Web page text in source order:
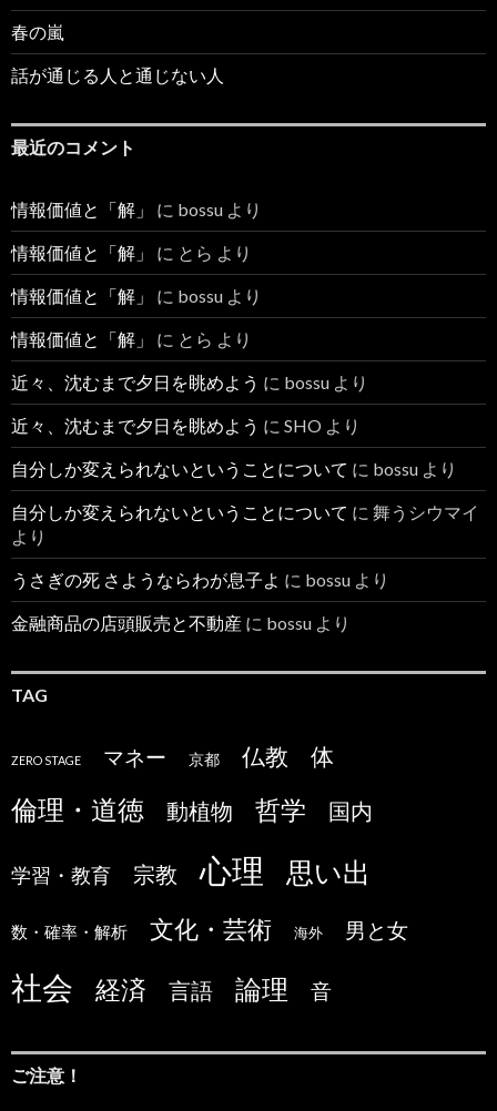
春の嵐
話が通じる人と通じない人
最近のコメント
情報価値と「解」 に bossu より
情報価値と「解」 に とら より
情報価値と「解」 に bossu より
情報価値と「解」 に とら より
近々、沈むまで夕日を眺めよう に bossu より
近々、沈むまで夕日を眺めよう に SHO より
自分しか変えられないということについて に bossu より
自分しか変えられないということについて に 舞うシウマイ
より
うさぎの死 さようならわが息子よ に bossu より
金融商品の店頭販売と不動産 に bossu より
TAG
ZERO STAGE マネー 京都 仏教 体
倫理・道徳 動植物 哲学 国内
学習・教育 宗教 心理 思い出
数・確率・解析 文化・芸術 海外 男と女
社会 経済 言語 論理 音
ご注意！